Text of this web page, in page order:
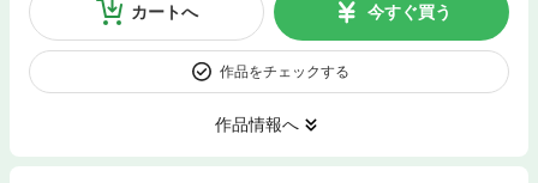
カートへ 今すぐ買う
作品をチェックする
作品情報へ